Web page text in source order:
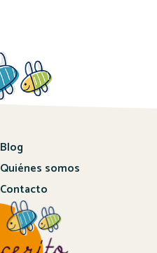
Blog
Quiénes somos
Contacto